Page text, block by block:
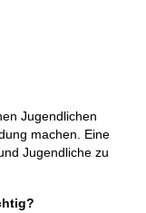
Jugendlichen
machen. Eine
Jugendliche zu